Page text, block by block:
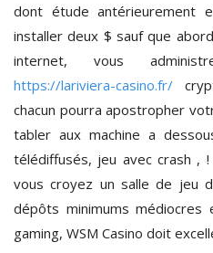
dont étude antérieurement
installer deux $ sauf que
internet, vous
https://lariviera-casino.fr/
chacun pourra apostropher
tabler aux machine a
télédiffusés, jeu avec crash ,
vous croyez un salle de jeu
dépôts minimums
gaming, WSM Casino doit